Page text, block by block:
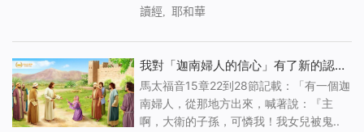
讀經, 耶和華
我對「迦南婦人的信心」有了新的認識（有聲讀物）
馬太福音15章22到28節記載：「有一個迦
南婦人，從那地方出來，喊著說：『主
啊，大衛的子孫，可憐我！我女兒被鬼..